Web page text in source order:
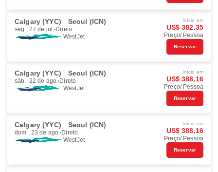
Calgary (YYC) Seoul (ICN)
seg., 27 de jul. Direto
WestJet
Início em
US$ 382.35
Preço/ Pessoa
Reservar
Calgary (YYC) Seoul (ICN)
sáb., 22 de ago. Direto
WestJet
Início em
US$ 388.16
Preço/ Pessoa
Reservar
Calgary (YYC) Seoul (ICN)
dom., 23 de ago. Direto
WestJet
Início em
US$ 388.16
Preço/ Pessoa
Reservar